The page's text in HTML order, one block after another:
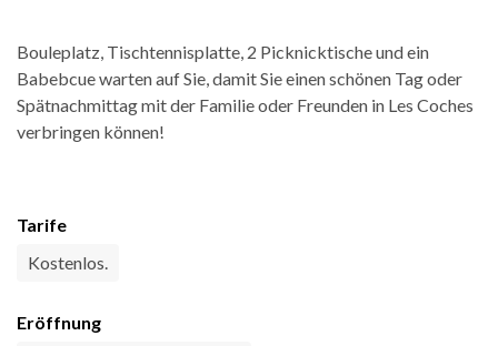
Bouleplatz, Tischtennisplatte, 2 Picknicktische und ein
Babebcue warten auf Sie, damit Sie einen schönen Tag oder
Spätnachmittag mit der Familie oder Freunden in Les Coches
verbringen können!
Tarife
Kostenlos.
Eröffnung